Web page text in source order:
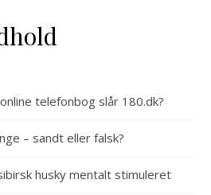
telefonbog slår 180.dk?
– sandt eller falsk?
husky mentalt stimuleret